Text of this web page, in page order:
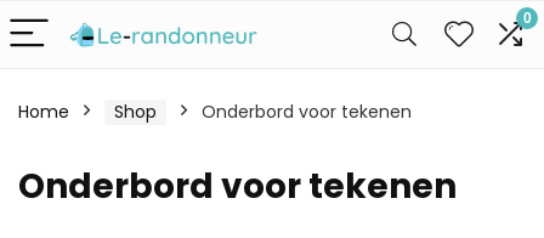
0
Home Shop Onderbord voor tekenen
Onderbord voor tekenen